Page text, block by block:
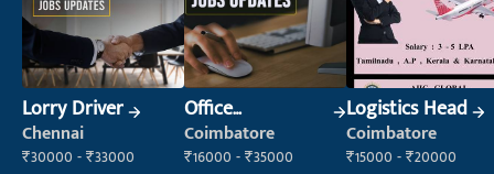
Lorry Driver
Chennai
₹30000 - ₹33000
Office
Administrator
Coimbatore
₹16000 - ₹35000
Logistics Head
Coimbatore
₹15000 - ₹20000